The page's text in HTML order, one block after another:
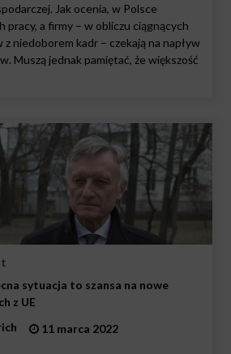
Jak ocenia, w Polsce
pracy, a firmy – w obliczu ciągnących
niedoborem kadr – czekają na napływ
Muszą jednak pamiętać, że większość
sytuacja to szansa na nowe
z UE
11 marca 2022